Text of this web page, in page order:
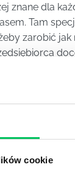
cookie
znane dla
Tam
zarobić